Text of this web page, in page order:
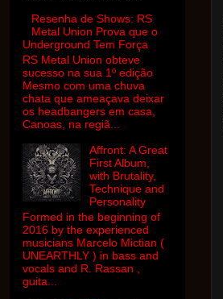
Resenha de Shows: RS
Metal Union Prova que o
Underground Tem Força
RS Metal Union obteve
sucesso na sua 1º edição
Mesmo com uma chuva
chata que ameaçava deixar
os headbangers em casa,
Canoas, na regiã...
Affront: A Great
First Album,
with Brutality,
Technique and
Personality
Formed in the beginning of
2016 by the experienced
musicians Marcelo Mictian (
UNEARTHLY ) in bass and
vocals and R. Rassan ,
guita...